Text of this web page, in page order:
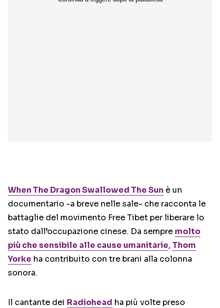
When The Dragon Swallowed The Sun è un
documentario -a breve nelle sale- che racconta le
battaglie del movimento Free Tibet per liberare lo
stato dall’occupazione cinese. Da sempre molto
più che sensibile alle cause umanitarie, Thom
Yorke ha contribuito con tre brani alla colonna
sonora.
Il cantante dei Radiohead ha più volte preso